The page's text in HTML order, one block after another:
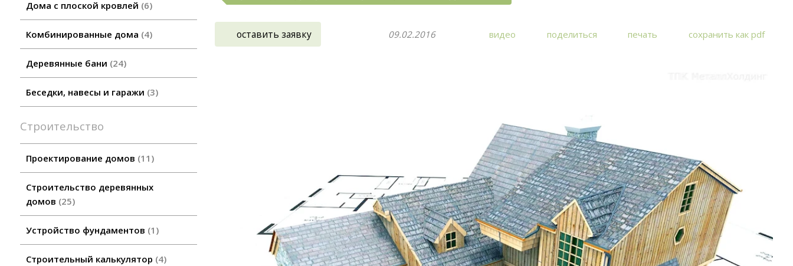
Дома с плоской кровлей 6
Комбинированные дома 4
Деревянные бани 24
Беседки, навесы и гаражи 3
Строительство
Проектирование домов 11
Строительство деревянных
домов 25
Устройство фундаментов 1
Строительный калькулятор 4
оставить заявку 09.02.2016 видео поделиться печать сохранить как pdf